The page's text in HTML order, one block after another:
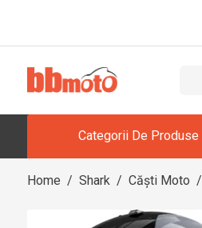
Categorii De Produse
Home / Shark / Căști Moto /